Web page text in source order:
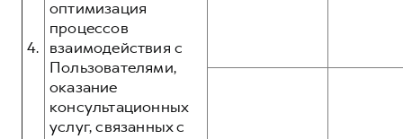
4.
оптимизация
процессов
взаимодействия с
Пользователями,
оказание
консультационных
услуг, связанных с